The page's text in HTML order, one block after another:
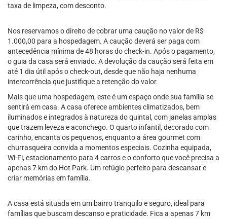
taxa de limpeza, com desconto.
Nos reservamos o direito de cobrar uma caução no valor de R$
1.000,00 para a hospedagem. A caução deverá ser paga com
antecedência mínima de 48 horas do check-in. Após o pagamento,
o guia da casa será enviado. A devolução da caução será feita em
até 1 dia útil após o check-out, desde que não haja nenhuma
intercorrência que justifique a retenção do valor.
Mais que uma hospedagem, este é um espaço onde sua família se
sentirá em casa. A casa oferece ambientes climatizados, bem
iluminados e integrados à natureza do quintal, com janelas amplas
que trazem leveza e aconchego. O quarto infantil, decorado com
carinho, encanta os pequenos, enquanto a área gourmet com
churrasqueira convida a momentos especiais. Cozinha equipada,
Wi-Fi, estacionamento para 4 carros e o conforto que você precisa a
apenas 7 km do Hot Park. Um refúgio perfeito para descansar e
criar memórias em família.
A casa está situada em um bairro tranquilo e seguro, ideal para
famílias que buscam descanso e praticidade. Fica a apenas 7 km